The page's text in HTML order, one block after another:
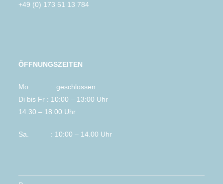
+49 (0) 173 51 13 784
ÖFFNUNGSZEITEN
Mo. : geschlossen
Di bis Fr : 10:00 – 13:00 Uhr
14.30 – 18:00 Uhr
Sa. : 10:00 – 14.00 Uhr